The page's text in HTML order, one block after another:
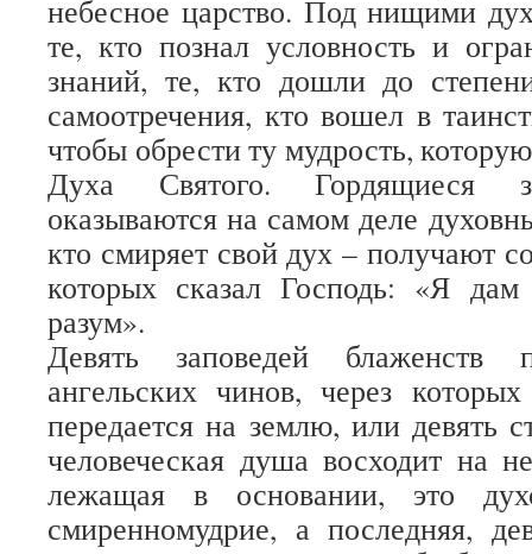
небесное царство. Под нищими
те, кто познал условность и
знаний, те, кто дошли до
самоотречения, кто вошел в
чтобы обрести ту мудрость,
Духа Святого. Гордящиеся
оказываются на самом деле
кто смиряет свой дух – получают
которых сказал Господь: «Я
разум».
Девять заповедей блаженств
ангельских чинов, через
передается на землю, или девять
человеческая душа восходит на
лежащая в основании, это
смиренномудрие, а последняя,